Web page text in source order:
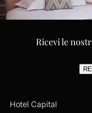
Ricevi le
Hotel Capital